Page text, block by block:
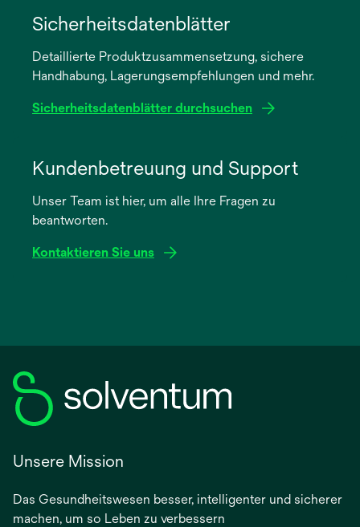
neuen
Registerkarte
Sicherheitsdatenblätter
Detaillierte Produktzusammensetzung, sichere
Handhabung, Lagerungsempfehlungen und mehr.
Sicherheitsdatenblätter durchsuchen
neuen
Registerkarte
Kundenbetreuung und Support
Unser Team ist hier, um alle Ihre Fragen zu
beantworten.
Kontaktieren Sie uns
Unsere Mission
Das Gesundheitswesen besser, intelligenter und sicherer
machen, um so Leben zu verbessern